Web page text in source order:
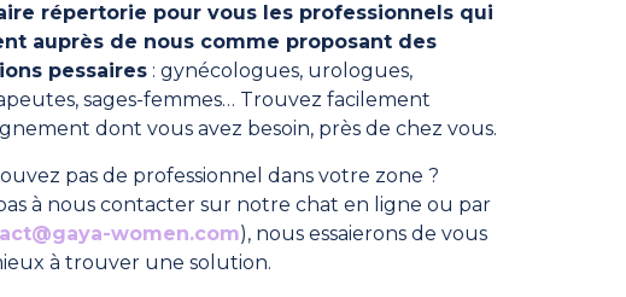
répertorie pour vous les professionnels qui
auprès de nous comme proposant des
pessaires : gynécologues, urologues,
sages-femmes… Trouvez facilement
dont vous avez besoin, près de chez vous.
pas de professionnel dans votre zone ?
à nous contacter sur notre chat en ligne ou par
women.com), nous essaierons de vous
à trouver une solution.